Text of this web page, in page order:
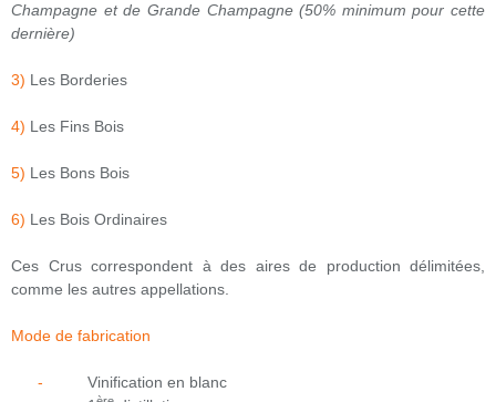
Champagne et de Grande Champagne (50% minimum pour cette
dernière)
3) Les Borderies
4) Les Fins Bois
5) Les Bons Bois
6) Les Bois Ordinaires
Ces Crus correspondent à des aires de production délimitées,
comme les autres appellations.
Mode de fabrication
-
Vinification en blanc